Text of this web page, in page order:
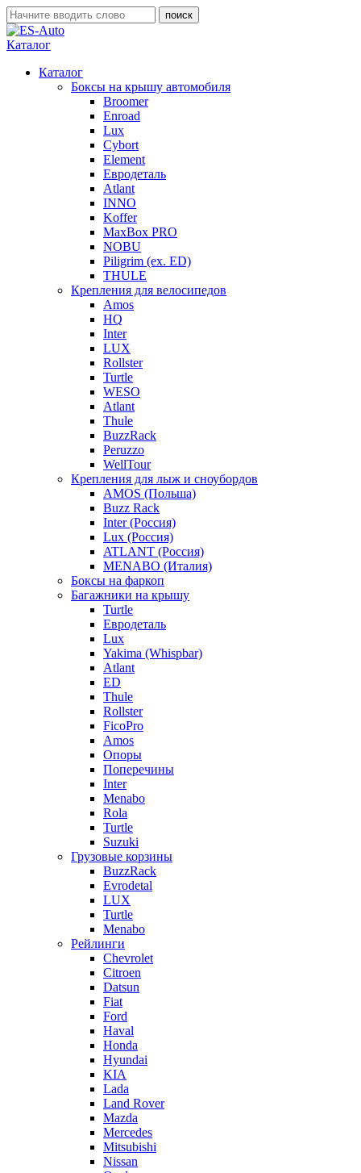
Каталог
Каталог
Боксы на крышу автомобиля
Broomer
Enroad
Lux
Cybort
Element
Евродеталь
Atlant
INNO
Koffer
MaxBox PRO
NOBU
Piligrim (ex. ED)
THULE
Крепления для велосипедов
Amos
HQ
Inter
LUX
Rollster
Turtle
WESO
Atlant
Thule
BuzzRack
Peruzzo
WellTour
Крепления для лыж и сноубордов
AMOS (Польша)
Buzz Rack
Inter (Россия)
Lux (Россия)
ATLANT (Россия)
MENABO (Италия)
Боксы на фаркоп
Багажники на крышу
Turtle
Евродеталь
Lux
Yakima (Whispbar)
Atlant
ED
Thule
Rollster
FicoPro
Amos
Опоры
Поперечины
Inter
Menabo
Rola
Turtle
Suzuki
Грузовые корзины
BuzzRack
Evrodetal
LUX
Turtle
Menabo
Рейлинги
Chevrolet
Citroen
Datsun
Fiat
Ford
Haval
Honda
Hyundai
KIA
Lada
Land Rover
Mazda
Mercedes
Mitsubishi
Nissan